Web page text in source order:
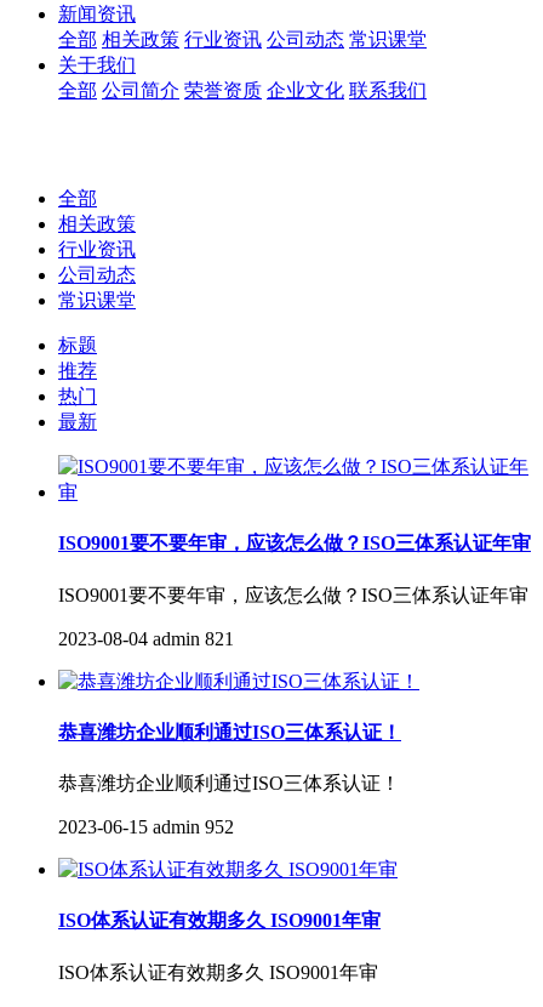
新闻资讯
全部 相关政策 行业资讯 公司动态 常识课堂
关于我们
全部 公司简介 荣誉资质 企业文化 联系我们
全部
相关政策
行业资讯
公司动态
常识课堂
标题
推荐
热门
最新
ISO9001要不要年审，应该怎么做？ISO三体系认证年审
ISO9001要不要年审，应该怎么做？ISO三体系认证年审
2023-08-04 admin 821
恭喜潍坊企业顺利通过ISO三体系认证！
恭喜潍坊企业顺利通过ISO三体系认证！
2023-06-15 admin 952
ISO体系认证有效期多久 ISO9001年审
ISO体系认证有效期多久 ISO9001年审